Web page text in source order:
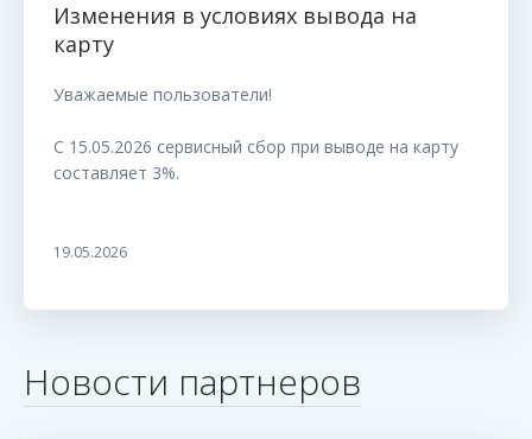
Изменения в условиях вывода на
карту
Уважаемые пользователи!
С 15.05.2026 сервисный сбор при выводе на карту
составляет 3%.
19.05.2026
Новости партнеров